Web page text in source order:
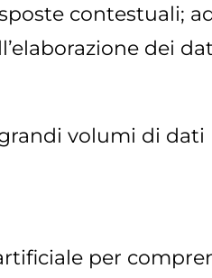
contestuali;
dei
volumi di
per